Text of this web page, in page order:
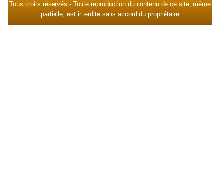
Tous droits réservés - Toute reproduction du contenu de ce site, même
partielle, est interdite sans accord du propriétaire